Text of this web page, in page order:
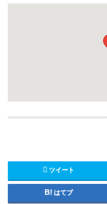
ツイート
はてブ